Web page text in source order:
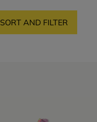
SORT AND FILTER